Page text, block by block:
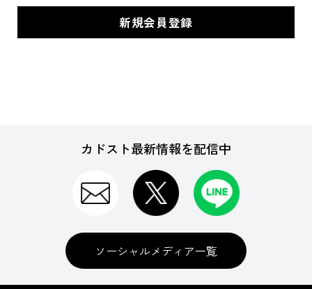
カドスト最新情報を配信中
ソーシャルメディア一覧